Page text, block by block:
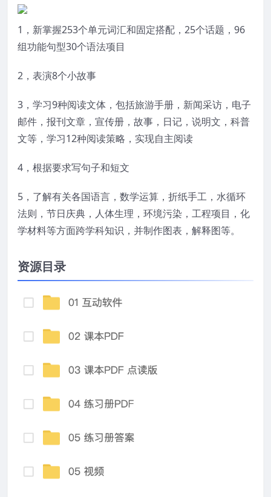
1，新掌握253个单元词汇和固定搭配，25个话题，96
组功能句型30个语法项目
2，表演8个小故事
3，学习9种阅读文体，包括旅游手册，新闻采访，电子
邮件，报刊文章，宣传册，故事，日记，说明文，科普
文等，学习12种阅读策略，实现自主阅读
4，根据要求写句子和短文
5，了解有关各国语言，数学运算，折纸手工，水循环
法则，节日庆典，人体生理，环境污染，工程项目，化
学材料等方面跨学科知识，并制作图表，解释图等。
资源目录